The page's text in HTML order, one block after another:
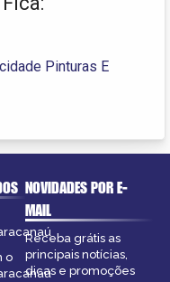
Pinturas E
o
NOVIDADES POR E-
MAIL
Receba grátis as
principais notícias,
dicas e promoções